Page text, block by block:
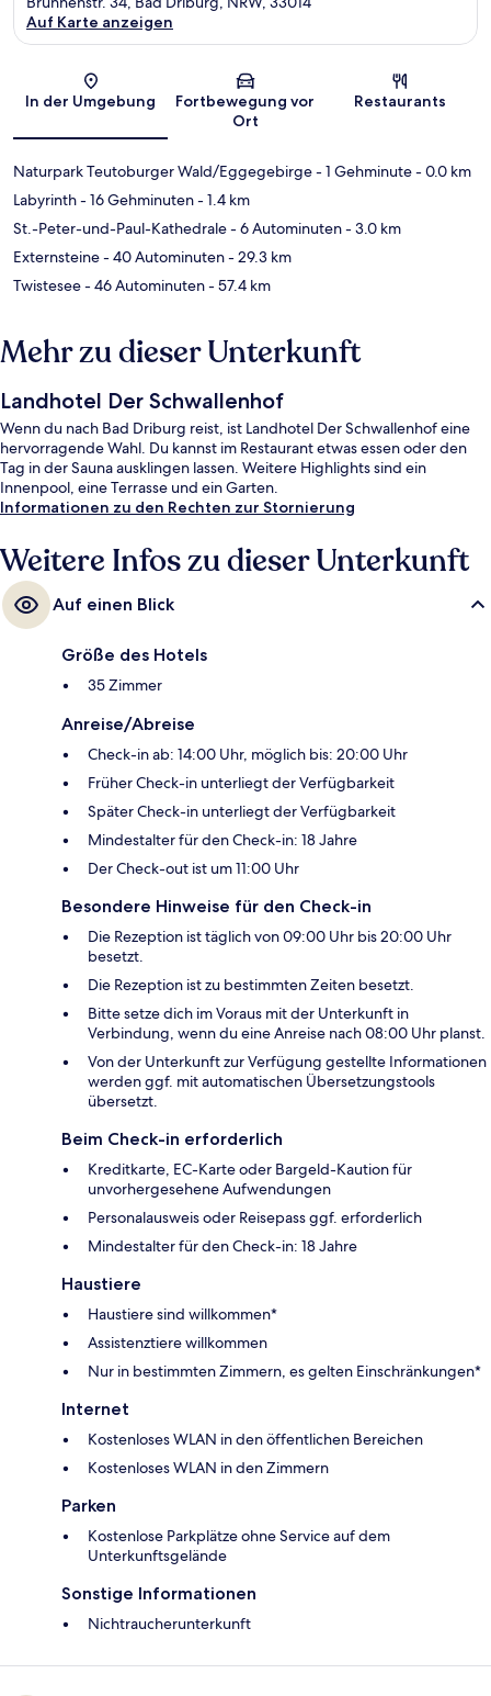
Karte
Auf Karte anzeigen
In der Umgebung
Fortbewegung vor
Ort
Restaurants
Naturpark Teutoburger Wald/Eggegebirge- 1 Gehminute- 0.0 km
Labyrinth- 16 Gehminuten- 1.4 km
St.-Peter-und-Paul-Kathedrale- 6 Autominuten- 3.0 km
Externsteine- 40 Autominuten- 29.3 km
Twistesee- 46 Autominuten- 57.4 km
Mehr zu dieser Unterkunft
Landhotel Der Schwallenhof
Wenn du nach Bad Driburg reist, ist Landhotel Der Schwallenhof eine
hervorragende Wahl. Du kannst im Restaurant etwas essen oder den
Tag in der Sauna ausklingen lassen. Weitere Highlights sind ein
Innenpool, eine Terrasse und ein Garten.
Informationen zu den Rechten zur Stornierung
Weitere Infos zu dieser Unterkunft
Auf einen Blick
Größe des Hotels
35 Zimmer
Anreise/Abreise
Check-in ab: 14:00 Uhr, möglich bis: 20:00 Uhr
Früher Check-in unterliegt der Verfügbarkeit
Später Check-in unterliegt der Verfügbarkeit
Mindestalter für den Check-in: 18 Jahre
Der Check-out ist um 11:00 Uhr
Besondere Hinweise für den Check-in
Die Rezeption ist täglich von 09:00 Uhr bis 20:00 Uhr
besetzt.
Die Rezeption ist zu bestimmten Zeiten besetzt.
Bitte setze dich im Voraus mit der Unterkunft in
Verbindung, wenn du eine Anreise nach 08:00 Uhr planst.
Von der Unterkunft zur Verfügung gestellte Informationen
werden ggf. mit automatischen Übersetzungstools
übersetzt.
Beim Check-in erforderlich
Kreditkarte, EC-Karte oder Bargeld-Kaution für
unvorhergesehene Aufwendungen
Personalausweis oder Reisepass ggf. erforderlich
Mindestalter für den Check-in: 18 Jahre
Haustiere
Haustiere sind willkommen*
Assistenztiere willkommen
Nur in bestimmten Zimmern, es gelten Einschränkungen*
Internet
Kostenloses WLAN in den öffentlichen Bereichen
Kostenloses WLAN in den Zimmern
Parken
Kostenlose Parkplätze ohne Service auf dem
Unterkunftsgelände
Sonstige Informationen
Nichtraucherunterkunft